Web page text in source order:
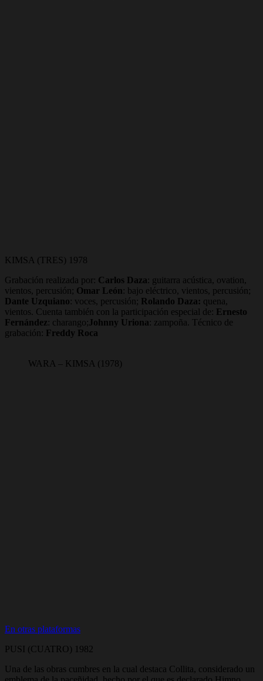
KIMSA (TRES) 1978
Grabación realizada por: Carlos Daza: guitarra acústica, ovation,
vientos, percusión; Omar León: bajo eléctrico, vientos, percusión;
Dante Uzquiano: voces, percusión; Rolando Daza: quena,
vientos. Cuenta también con la participación especial de: Ernesto
Fernández: charango; Johnny Uriona: zampoña. Técnico de
grabación: Freddy Roca
WARA – KIMSA (1978)
En otras plataformas
PUSI (CUATRO) 1982
Una de las obras cumbres en la cual destaca Collita, considerado un